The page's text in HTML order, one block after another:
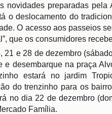
novidades preparadas
o deslocamento do
O acesso aos passeios
que os consumidores
21 e 28 de dezembro
e desembarque na praça
estará no jardim
do trenzinho para os
no dia 22 de dezembro
Família.